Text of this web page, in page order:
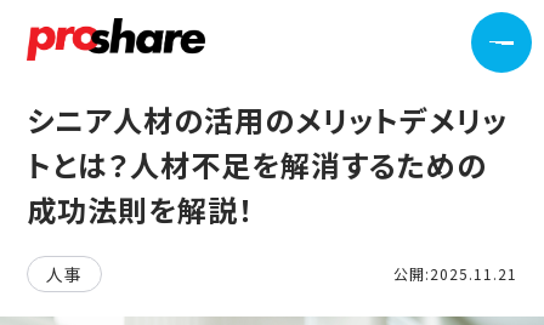
シニア人材の活用のメリットデメリッ
トとは？人材不足を解消するための
成功法則を解説！
人事 公開:2025.11.21